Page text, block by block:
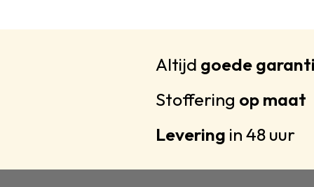
Altijd goede
Stoffering op maat
Levering in 48 uur